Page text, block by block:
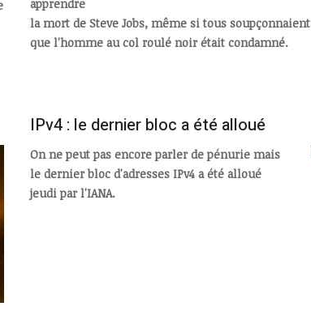
apprendre
la mort de Steve Jobs, même si tous soupçonnaient
que l'homme au col roulé noir était condamné.
IPv4 : le dernier bloc a été alloué
On ne peut pas encore parler de pénurie mais
le dernier bloc d'adresses IPv4 a été alloué
jeudi par l'IANA.